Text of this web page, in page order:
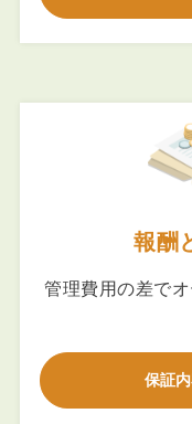
報酬
管理費用の差で
保証